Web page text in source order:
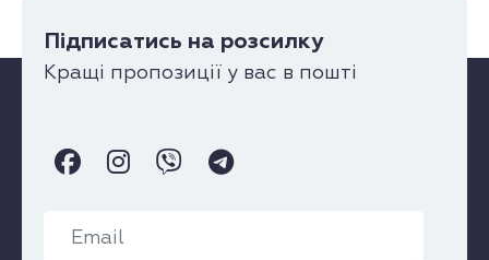
Підписатись на розсилку
Кращі пропозиції у вас в пошті